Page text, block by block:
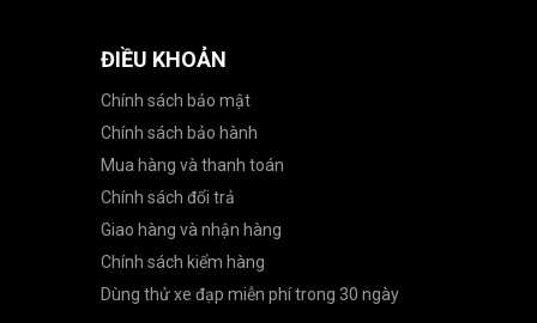
ĐIỀU KHOẢN
Chính sách bảo mật
Chính sách bảo hành
Mua hàng và thanh toán
Chính sách đổi trả
Giao hàng và nhận hàng
Chính sách kiểm hàng
Dùng thử xe đạp miễn phí trong 30 ngày